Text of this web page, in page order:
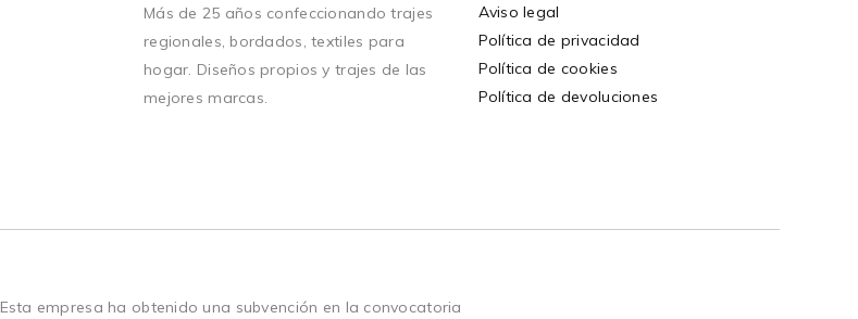
Más de 25 años confeccionando trajes
regionales, bordados, textiles para
hogar. Diseños propios y trajes de las
mejores marcas.
Aviso legal
Política de privacidad
Política de cookies
Política de devoluciones
Esta empresa ha obtenido una subvención en la convocatoria